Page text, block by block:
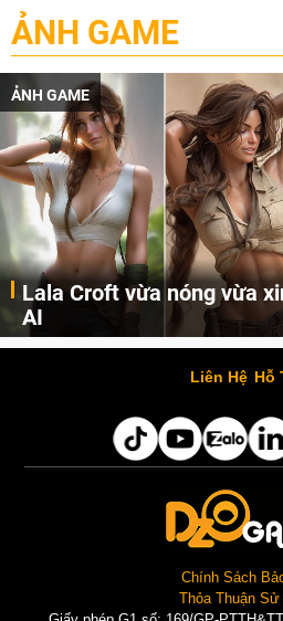
ẢNH GAME
ẢNH GAME
Lala Croft vừa nóng vừa
AI
Liên Hệ Hỗ
Chính Sách
Thỏa Thuận Sử